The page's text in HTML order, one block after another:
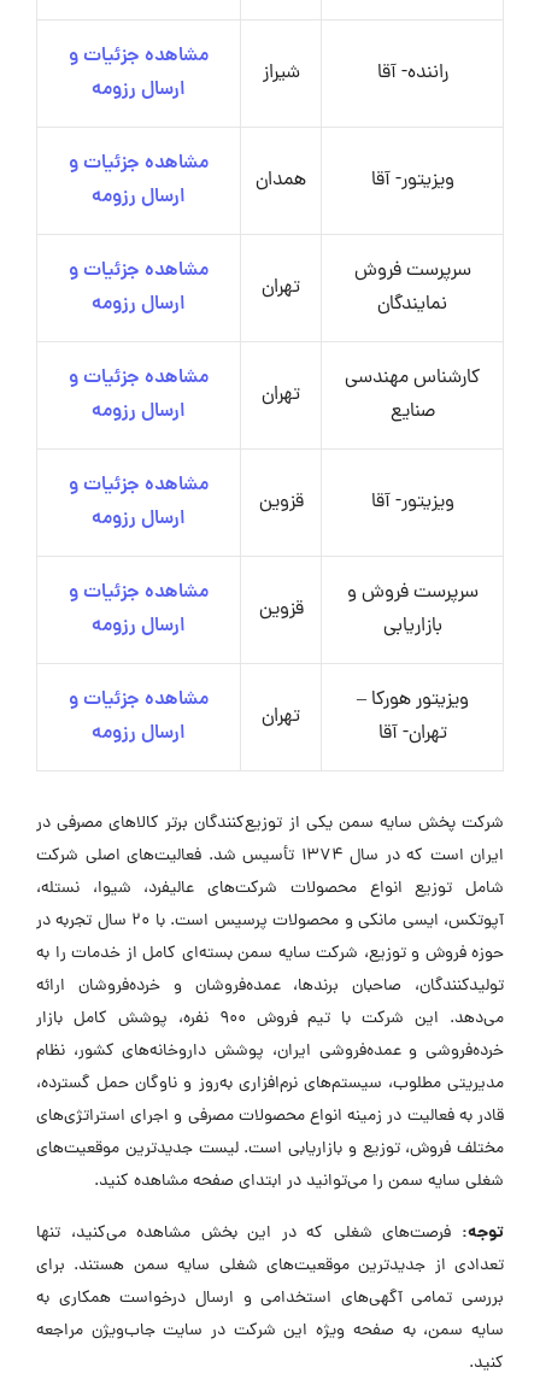
راننده- آقا شیراز
مشاهده جزئیات و
ارسال رزومه
ویزیتور- آقا همدان
مشاهده جزئیات و
ارسال رزومه
سرپرست فروش
نمایندگان
تهران
مشاهده جزئیات و
ارسال رزومه
کارشناس مهندسی
صنایع
تهران
مشاهده جزئیات و
ارسال رزومه
ویزیتور- آقا قزوین
مشاهده جزئیات و
ارسال رزومه
سرپرست فروش و
بازاریابی
قزوین
مشاهده جزئیات و
ارسال رزومه
ویزیتور هورکا –
تهران- آقا
تهران
مشاهده جزئیات و
ارسال رزومه
شرکت پخش سایه سمن یکی از توزیع‌کنندگان برتر کالاهای مصرفی در
ایران است که در سال 1374 تأسیس شد. فعالیت‌های اصلی شرکت
شامل توزیع انواع محصولات شرکت‌های عالیفرد، شیوا، نستله،
آپوتکس، ایسی مانکی و محصولات پرسیس است. با 20 سال تجربه در
حوزه فروش و توزیع، شرکت سایه سمن بسته‌ای کامل از خدمات را به
تولیدکنندگان، صاحبان برندها، عمده‌فروشان و خرده‌فروشان ارائه
می‌دهد. این شرکت با تیم فروش 900 نفره، پوشش کامل بازار
خرده‌فروشی و عمده‌فروشی ایران، پوشش داروخانه‌های کشور، نظام
مدیریتی مطلوب، سیستم‌های نرم‌افزاری به‌روز و ناوگان حمل گسترده،
قادر به فعالیت در زمینه انواع محصولات مصرفی و اجرای استراتژی‌های
مختلف فروش، توزیع و بازاریابی است. لیست جدیدترین موقعیت‌های
شغلی سایه سمن را می‌توانید در ابتدای صفحه مشاهده کنید.
توجه: فرصت‌های شغلی که در این بخش مشاهده می‌کنید، تنها
تعدادی از جدیدترین موقعیت‌های شغلی سایه سمن هستند. برای
بررسی تمامی آگهی‌های استخدامی و ارسال درخواست همکاری به
سایه سمن، به صفحه ویژه این شرکت در سایت جاب‌ویژن مراجعه
کنید.